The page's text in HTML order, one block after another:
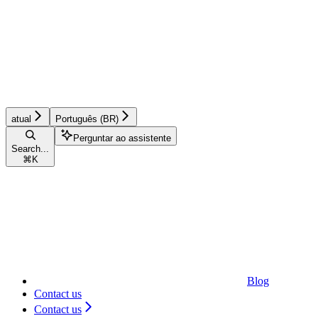
atual Português (BR)
Search...
⌘ K
Perguntar ao assistente
Blog
Contact us
Contact us